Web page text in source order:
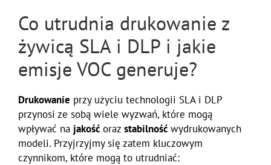
Co utrudnia drukowanie z
żywicą SLA i DLP i jakie
emisje VOC generuje?
Drukowanie przy użyciu technologii SLA i DLP
przynosi ze sobą wiele wyzwań, które mogą
wpływać na jakość oraz stabilność wydrukowanych
modeli. Przyjrzyjmy się zatem kluczowym
czynnikom, które mogą to utrudniać: